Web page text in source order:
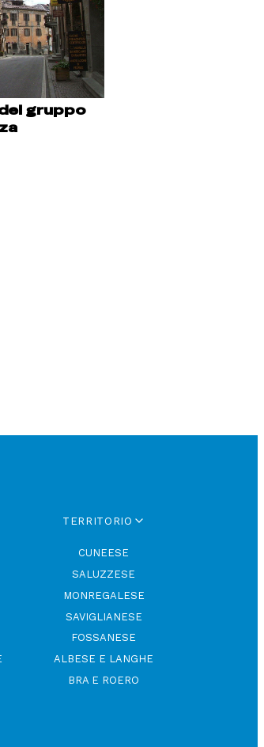
gruppo
TERRITORIO
CUNEESE
SALUZZESE
MONREGALESE
SAVIGLIANESE
FOSSANESE
ALBESE E LANGHE
BRA E ROERO